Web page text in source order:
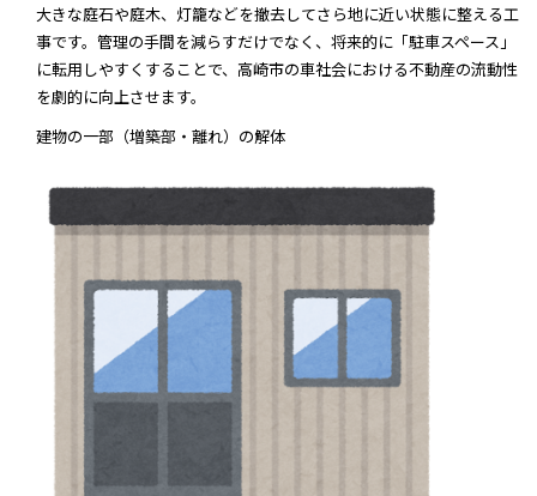
大きな庭石や庭木、灯籠などを撤去してさら地に近い状態に整える工
事です。管理の手間を減らすだけでなく、将来的に「駐車スペース」
に転用しやすくすることで、高崎市の車社会における不動産の流動性
を劇的に向上させます。
建物の一部（増築部・離れ）の解体